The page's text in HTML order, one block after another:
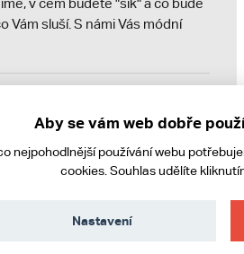
Vám sluší. S námi Vás módní
daně online; v případě
Aby se vám web dobře
nejpohodlnější používání webu
cookies. Souhlas udělíte
Nastavení